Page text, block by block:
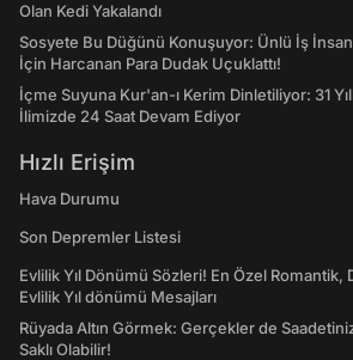
Olan Kedi Yakalandı
Sosyete Bu Düğünü Konuşuyor: Ünlü İş
İçin Harcanan Para Dudak Uçuklattı!
İçme Suyuna Kur'an-ı Kerim Dinletiliyor: 31
İlimizde 24 Saat Devam Ediyor
Hızlı Erişim
Hava Durumu
Son Depremler Listesi
Evlilik Yıl Dönümü Sözleri! En Özel Romantik,
Evlilik Yıl dönümü Mesajları
Rüyada Altın Görmek: Gerçekler de
Saklı Olabilir!